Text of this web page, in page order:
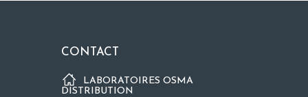
CONTACT
LABORATOIRES OSMA
DISTRIBUTION